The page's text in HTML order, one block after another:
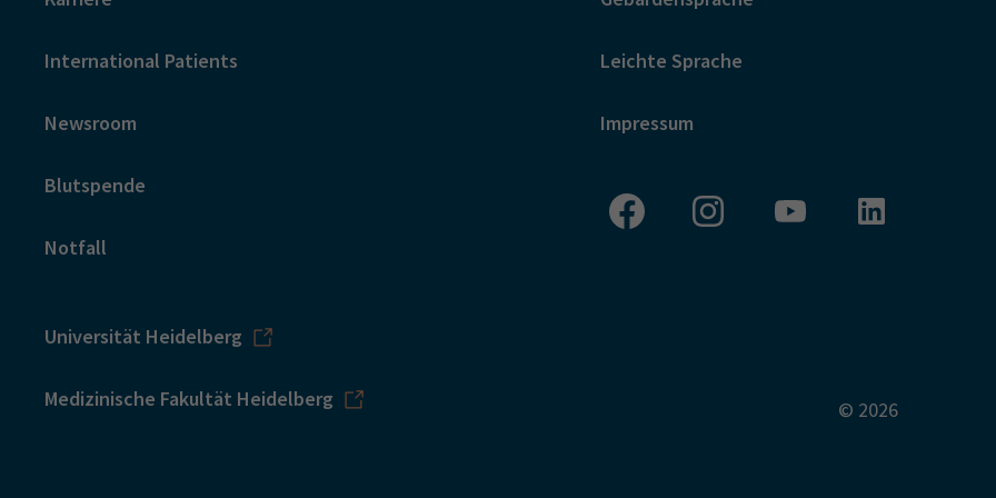
International Patients
Newsroom
Blutspende
Notfall
Universität Heidelberg
Medizinische Fakultät Heidelberg
Leichte Sprache
Impressum
© 2026